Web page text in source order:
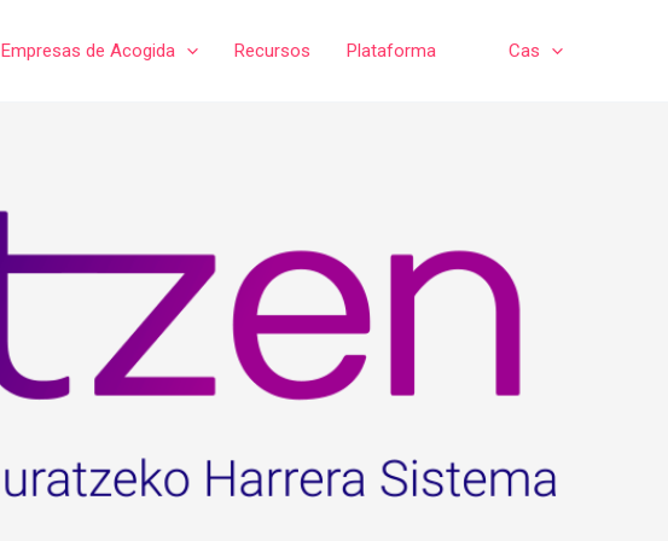
Empresas de Acogida Recursos Plataforma Cas